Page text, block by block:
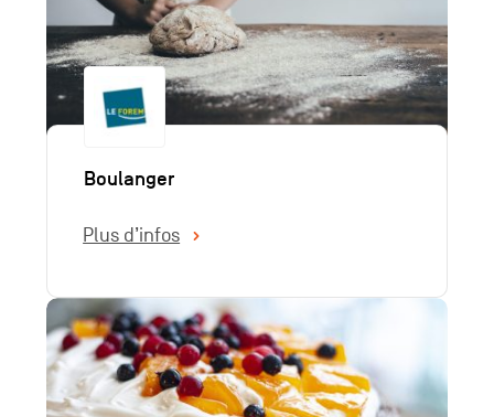
Boulanger
Plus d’infos